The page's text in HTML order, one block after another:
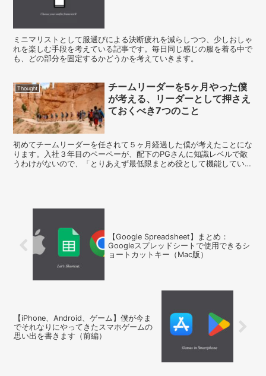
ミニマリストとして服選びによる決断疲れを減らしつつ、少しおしゃ
れを楽しむ手段を考えている記事です。毎日同じ感じの服を着る中で
も、どの部分を固定するかどうかを考えていきます。
Thought
チームリーダーを5ヶ月やった僕
が考える、リーダーとして押さえ
ておくべき7つのこと
初めてチームリーダーを任されて５ヶ月経過した僕が考えたことにな
ります。入社３年目のペーペーが、配下のPGさんに知識レベルで敵
うわけがないので、「とりあえず最低限まとめ役として機能していれ
【Google Spreadsheet】まとめ：
Googleスプレッドシートで使用できるシ
ョートカットキー（Mac版）
【iPhone、Android、ゲーム】僕が今ま
でそれなりにやってきたスマホゲームの
思い出を書きます（前編）